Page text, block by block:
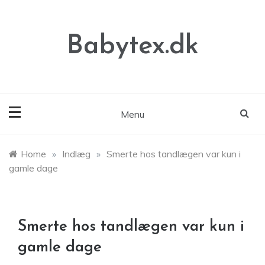
Babytex.dk
Menu
Home » Indlæg » Smerte hos tandlægen var kun i
gamle dage
Smerte hos tandlægen var kun i
gamle dage